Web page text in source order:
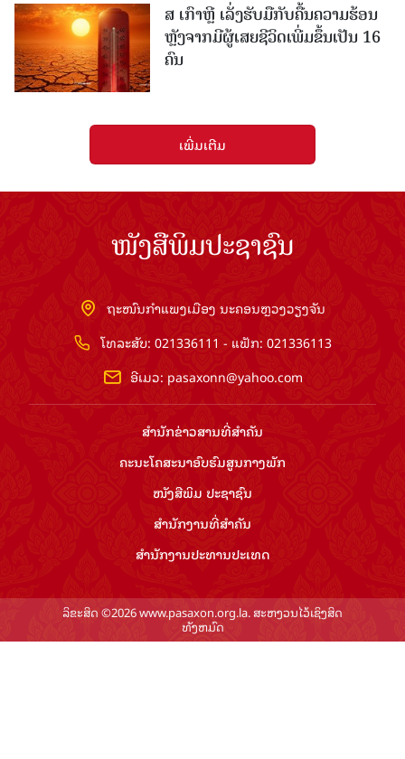
ສ ເກົາຫຼີ ເລັ່ງຮັບມືກັບຄື້ນຄວາມຮ້ອນ
ຫຼັງຈາກມີຜູ້ເສຍຊີວິດເພີ່ມຂຶ້ນເປັນ 16
ຄົນ
ເພີ່ມເຕີມ
ໜັງສືພິມປະຊາຊົນ
ຖະໜົນກຳແພງເມືອງ ນະຄອນຫຼວງວຽງຈັນ
ໂທລະສັບ: 021336111 - ແຟັກ: 021336113
ອີເມວ: pasaxonn@yahoo.com
ສຳ​ນັກ​ຂ່າວ​ສານ​ທີ່​ສຳ​ຄັນ​
ຄະນະໂຄສະນາອົບຮົມ​ສູນ​ກາງ​ພັກ
ໜັງສືພິມ ປະ​ຊາ​ຊົນ
ສຳ​ນັກ​ງານ​ທີ່​ສຳ​ຄັນ
ສຳ​ນັກ​ງານ​ປະ​ທານ​ປະ​ເທດ
ລິຂະສິດ ©2026 www.pasaxon.org.la. ສະຫງວນໄວ້ເຊິງສິດ
ທັງຫມົດ